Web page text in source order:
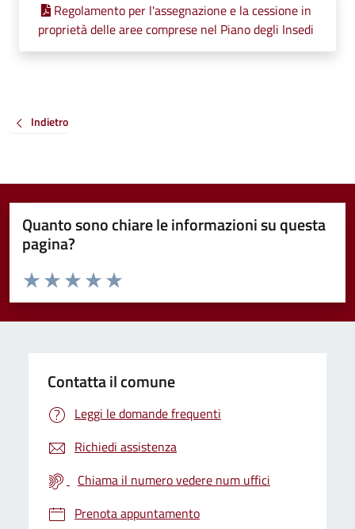
Regolamento per l'assegnazione e la cessione in
proprietà delle aree comprese nel Piano degli Insedi
Indietro
Quanto sono chiare le informazioni su questa
pagina?
Valuta da 1 a 5 stelle la pagina
Valuta 5 stelle su 5
Valuta 4 stelle su 5
Valuta 3 stelle su 5
Valuta 2 stelle su 5
Valuta 1 stelle su 5
Contatta il comune
Leggi le domande frequenti
Richiedi assistenza
Chiama il numero vedere num uffici
Prenota appuntamento